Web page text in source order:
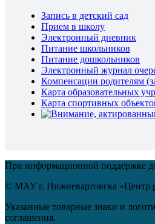
Запись в детский сад
Прием в школу
Электронный дневник
Питание школьников
Питание дошкольников
Электронный журнал
Компенсации родителям
Карта образовательных
Карта спортивных
При информационной поддержке
© МАУ г. Нижневартовска «Центр
Указанные товарные знаки и
соглашения.